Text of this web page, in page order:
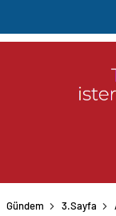
Gündem 3.Sayfa